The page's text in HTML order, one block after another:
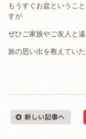
もうすぐお盆というこ
すが
ぜひご家族やご友人と
旅の思い出を教えてい